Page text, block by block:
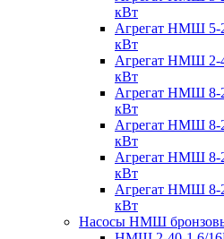
кВт
Агрегат НМШ 5-
кВт
Агрегат НМШ 2-
кВт
Агрегат НМШ 8-
кВт
Агрегат НМШ 8-
кВт
Агрегат НМШ 8-
кВт
Агрегат НМШ 8-
кВт
Насосы НМШ